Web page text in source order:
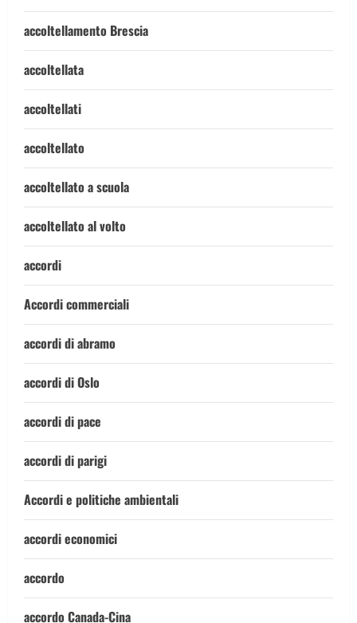
accoltellamento Brescia
accoltellata
accoltellati
accoltellato
accoltellato a scuola
accoltellato al volto
accordi
Accordi commerciali
accordi di abramo
accordi di Oslo
accordi di pace
accordi di parigi
Accordi e politiche ambientali
accordi economici
accordo
accordo Canada-Cina